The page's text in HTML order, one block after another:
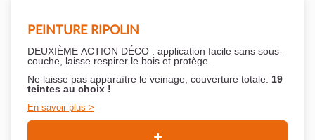
PEINTURE RIPOLIN
DEUXIÈME ACTION DÉCO : application facile sans sous-
couche, laisse respirer le bois et protège.
Ne laisse pas apparaître le veinage, couverture totale. 19
teintes au choix !
En savoir plus